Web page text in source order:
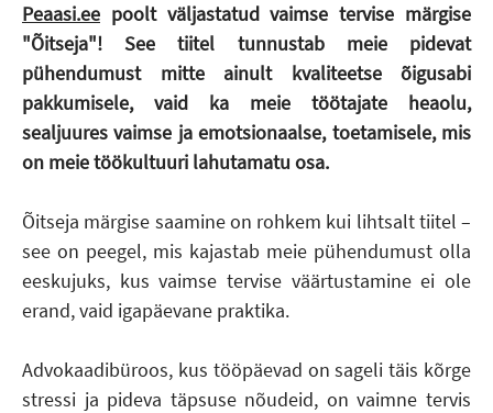
Peaasi.ee poolt väljastatud vaimse tervise märgise
"Õitseja"! See tiitel tunnustab meie pidevat
pühendumust mitte ainult kvaliteetse õigusabi
pakkumisele, vaid ka meie töötajate heaolu,
sealjuures vaimse ja emotsionaalse, toetamisele, mis
on meie töökultuuri lahutamatu osa.
Õitseja märgise saamine on rohkem kui lihtsalt tiitel –
see on peegel, mis kajastab meie pühendumust olla
eeskujuks, kus vaimse tervise väärtustamine ei ole
erand, vaid igapäevane praktika.
Advokaadibüroos, kus tööpäevad on sageli täis kõrge
stressi ja pideva täpsuse nõudeid, on vaimne tervis